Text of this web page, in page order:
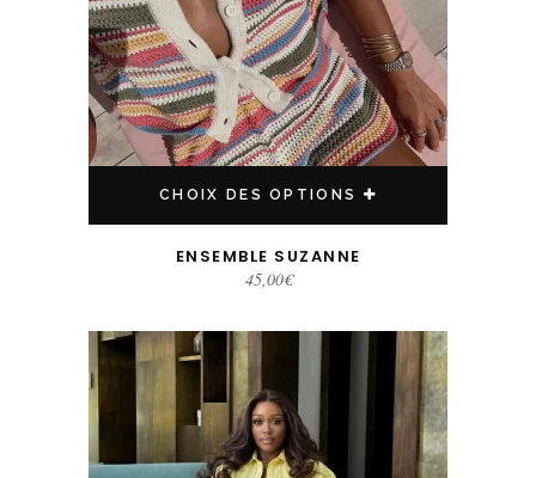
CHOIX DES OPTIONS
ENSEMBLE SUZANNE
45,00€
Ce produit a plusieurs variations. Les options peuvent être choisies sur la page du produit